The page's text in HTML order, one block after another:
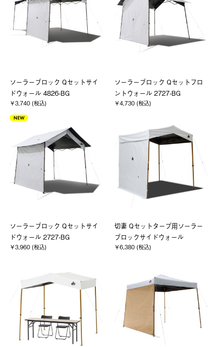
ソーラーブロック Qセットサイ
ドウォール 4826-BG
￥3,740 (税込)
ソーラーブロック Qセットフロ
ントウォール 2727-BG
￥4,730 (税込)
NEW
ソーラーブロック Qセットサイ
ドウォール 2727-BG
￥3,960 (税込)
切妻 Qセットタープ用ソーラー
ブロックサイドウォール
￥6,380 (税込)